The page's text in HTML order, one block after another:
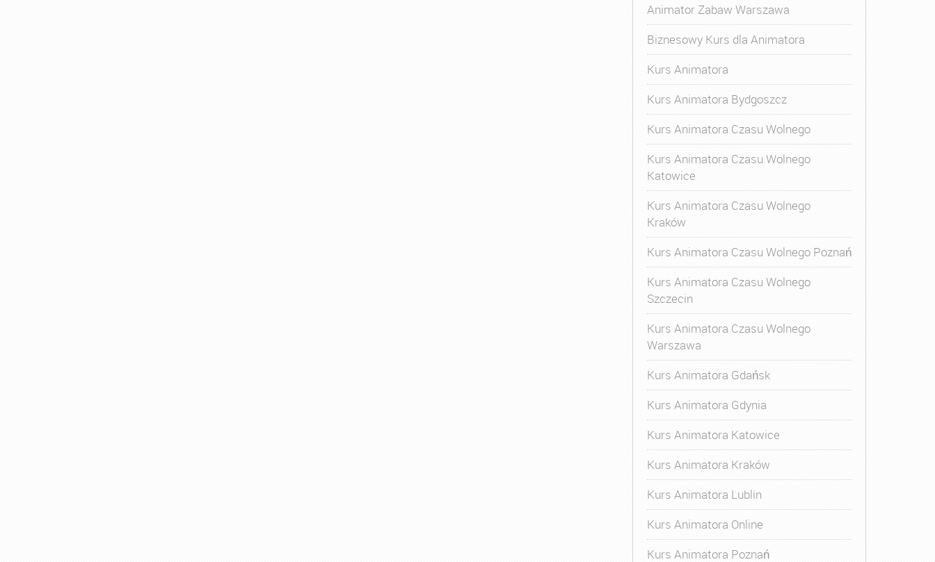
Animator Zabaw Warszawa
Biznesowy Kurs dla Animatora
Kurs Animatora
Kurs Animatora Bydgoszcz
Kurs Animatora Czasu Wolnego
Kurs Animatora Czasu Wolnego
Katowice
Kurs Animatora Czasu Wolnego
Kraków
Kurs Animatora Czasu Wolnego Poznań
Kurs Animatora Czasu Wolnego
Szczecin
Kurs Animatora Czasu Wolnego
Warszawa
Kurs Animatora Gdańsk
Kurs Animatora Gdynia
Kurs Animatora Katowice
Kurs Animatora Kraków
Kurs Animatora Lublin
Kurs Animatora Online
Kurs Animatora Poznań